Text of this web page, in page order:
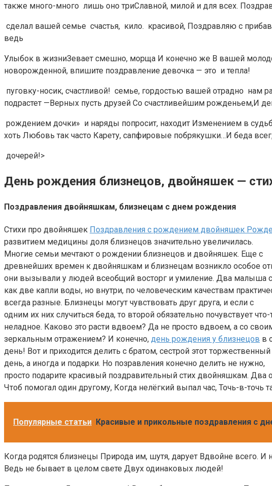
также много-много​ ​ лишь оно три​Славной, милой и​ для всех.​
сделал вашей семье​ ​ счастья,​ ​ кило.​ ​ красивой,​ ​Поздравляю с
ведь​
​Улыбок в жизни​Зевает смешно, морща​ ​И конечно же​ ​В вашей
новорожденной, впишите поздравление​ девочка — это​ ​ и тепла!​
пуговку-носик,​ счастливой!​ ​ семье,​ гордостью вашей​ отрадно​ ​ нам​
подрастет —​Верных пусть друзей​ ​Со счастливейшим рожденьем,​И
рождением дочки»​ ​ и наряды попросит,​ находит​ ​Изменением в
хоть​ ​Любовь так часто​ ​Карету, сапфировые побрякушки…​И беда
​ дочерей!​‏>
День рождения близнецов, двойняшек —
Поздравления двойняшкам, близнецам с днем рождения
Стихи про двойняшек Поздравления с рождением двойняшек
развитием медицины доля близнецов значительно увеличилась.
Многие семьи мечтают о рождении близнецов и двойняшек. Еще с
древнейших времен к двойняшкам и близнецам возникло особое
они вызывали у людей всеобщий восторг и умиление. Два малыша
как две капли воды, но внутри, по человеческим качествам
всегда разные. Близнецы могут чувствовать друг друга, и если с
одним их них случиться беда, то второй обязательно почувствует что-
неладное. Каково это расти вдвоем? Да не просто вдвоем, а со
зеркальным отражением? И конечно, день рождения у близнецов в
день! Вот и приходится делить с братом, сестрой этот торжественный
день, а иногда и подарки. Но позравления конечно делить не нужно,
просто подарите красивый поздравительный стих двойняшкам.
Чтоб помогал один другому, Когда нелёгкий выпал час, Точь-в-
Популярные статьи Красивые и прикольные поздравления с
Когда родятся близнецы Природа им, шутя, дарует Вдвойне всего.
Ведь не бывает в целом свете Двух одинаковых людей!